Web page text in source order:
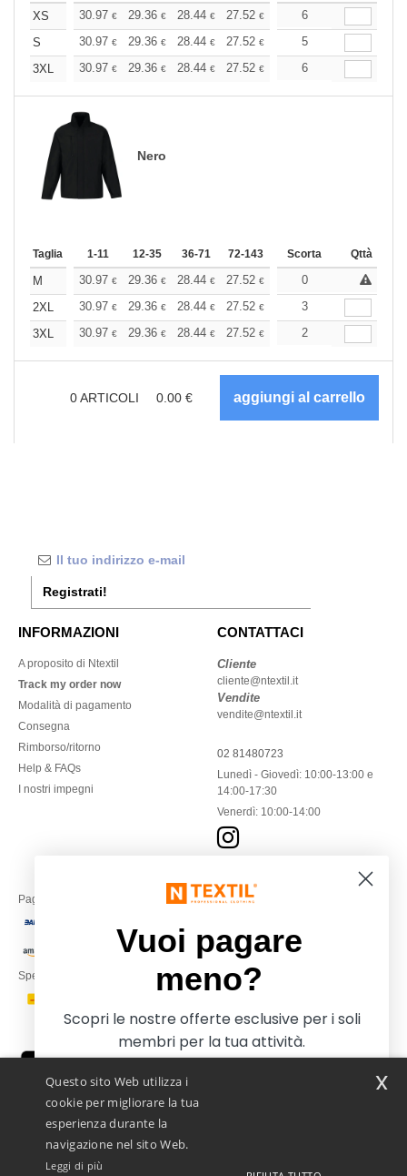
XS 30.97 € 29.36 € 28.44 € 27.52 € 26.15
6
S
30.97 € 29.36 € 28.44 € 27.52 € 26.15
5
3XL
30.97 € 29.36 € 28.44 € 27.52 € 26.15
6
Nero
Taglia 1-11 12-35 36-71 72-143 144-287 288 +
Scorta Qttà
M 30.97 € 29.36 € 28.44 € 27.52 € 26.15 €
0
2XL
30.97 € 29.36 € 28.44 € 27.52 € 26.15
3
3XL
30.97 € 29.36 € 28.44 € 27.52 € 26.15
2
0ARTICOLI 0.00 €
Registrati!
INFORMAZIONI
A proposito di Ntextil
Track my order now
Modalità di pagamento
Consegna
Rimborso/ritorno
Help & FAQs
I nostri impegni
CONTATTACI
Cliente
cliente@ntextil.it
Vendite
vendite@ntextil.it
02 81480723
Lunedì - Giovedì: 10:00-13:00 e
14:00-17:30
Venerdì: 10:00-14:00
Paga con
Spediamo con
Questo sito Web utilizza i
cookie per migliorare la tua
esperienza durante la
navigazione nel sito Web.
Leggi di più
x
Vuoi pagare
meno?
Scopri le nostre offerte esclusive per i soli
membri per la tua attività.